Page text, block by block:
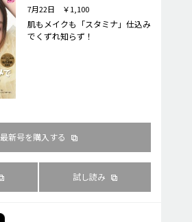
7月22日 ￥1,100
肌もメイクも「スタミナ」仕込み
でくずれ知らず！
最新号を購入する
試し読み